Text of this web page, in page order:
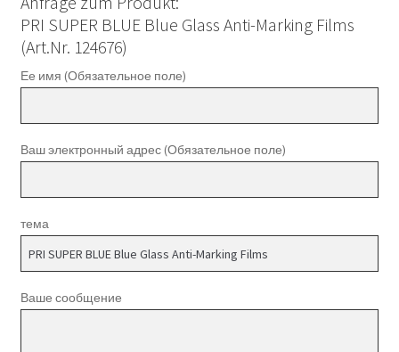
PRI SUPER BLUE Blue Glass Anti-Marking Films
(Art.Nr. 124676)
Ее имя (Обязательное поле)
Ваш электронный адрес (Обязательное поле)
тема
Ваше сообщение